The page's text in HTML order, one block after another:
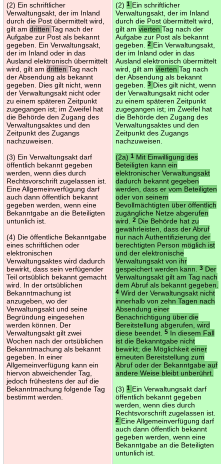
(2) Ein schriftlicher
Verwaltungsakt, der im Inland
durch die Post übermittelt wird,
gilt am dritten Tag nach der
Aufgabe zur Post als bekannt
gegeben. Ein Verwaltungsakt,
der im Inland oder in das
Ausland elektronisch übermittelt
wird, gilt am dritten Tag nach
der Absendung als bekannt
gegeben. Dies gilt nicht, wenn
der Verwaltungsakt nicht oder
zu einem späteren Zeitpunkt
zugegangen ist; im Zweifel hat
die Behörde den Zugang des
Verwaltungsaktes und den
Zeitpunkt des Zugangs
nachzuweisen.
(3) Ein Verwaltungsakt darf
öffentlich bekannt gegeben
werden, wenn dies durch
Rechtsvorschrift zugelassen ist.
Eine Allgemeinverfügung darf
auch dann öffentlich bekannt
gegeben werden, wenn eine
Bekanntgabe an die Beteiligten
untunlich ist.
(4) Die öffentliche Bekanntgabe
eines schriftlichen oder
elektronischen
Verwaltungsaktes wird dadurch
bewirkt, dass sein verfügender
Teil ortsüblich bekannt gemacht
wird. In der ortsüblichen
Bekanntmachung ist
anzugeben, wo der
Verwaltungsakt und seine
Begründung eingesehen
werden können. Der
Verwaltungsakt gilt zwei
Wochen nach der ortsüblichen
Bekanntmachung als bekannt
gegeben. In einer
Allgemeinverfügung kann ein
hiervon abweichender Tag,
jedoch frühestens der auf die
Bekanntmachung folgende Tag
bestimmt werden.
(2) 1 Ein schriftlicher
Verwaltungsakt, der im Inland
durch die Post übermittelt wird,
gilt am vierten Tag nach der
Aufgabe zur Post als bekannt
gegeben.
2 Ein Verwaltungsakt,
der im Inland oder in das
Ausland elektronisch übermittelt
wird, gilt am vierten Tag nach
der Absendung als bekannt
gegeben.
3 Dies gilt nicht, wenn
der Verwaltungsakt nicht oder
zu einem späteren Zeitpunkt
zugegangen ist; im Zweifel hat
die Behörde den Zugang des
Verwaltungsaktes und den
Zeitpunkt des Zugangs
nachzuweisen.
(2a) 1Mit Einwilligung des
Beteiligten kann ein
elektronischer Verwaltungsakt
dadurch bekannt gegeben
werden, dass er vom Beteiligten
oder von seinem
Bevollmächtigten über öffentlich
zugängliche Netze abgerufen
wird.
2Die Behörde hat zu
gewährleisten, dass der Abruf
nur nach Authentifizierung der
berechtigten Person möglich ist
und der elektronische
Verwaltungsakt von ihr
gespeichert werden kann.
3Der
Verwaltungsakt gilt am Tag nach
dem Abruf als bekannt gegeben.
4Wird der Verwaltungsakt nicht
innerhalb von zehn Tagen nach
Absendung einer
Benachrichtigung über die
Bereitstellung abgerufen, wird
diese beendet.
5In diesem Fall
ist die Bekanntgabe nicht
bewirkt; die Möglichkeit einer
erneuten Bereitstellung zum
Abruf oder der Bekanntgabe auf
andere Weise bleibt unberührt.
(3) 1 Ein Verwaltungsakt darf
öffentlich bekannt gegeben
werden, wenn dies durch
Rechtsvorschrift zugelassen ist.
2 Eine Allgemeinverfügung darf
auch dann öffentlich bekannt
gegeben werden, wenn eine
Bekanntgabe an die Beteiligten
untunlich ist.